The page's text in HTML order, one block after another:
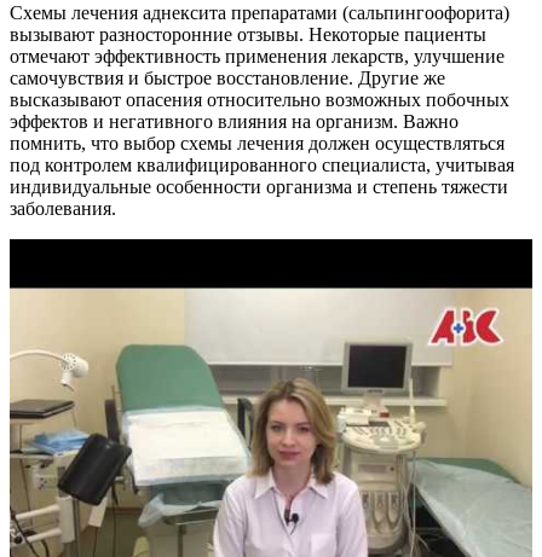
Схемы лечения аднексита препаратами (сальпингоофорита)
вызывают разносторонние отзывы. Некоторые пациенты
отмечают эффективность применения лекарств, улучшение
самочувствия и быстрое восстановление. Другие же
высказывают опасения относительно возможных побочных
эффектов и негативного влияния на организм. Важно
помнить, что выбор схемы лечения должен осуществляться
под контролем квалифицированного специалиста, учитывая
индивидуальные особенности организма и степень тяжести
заболевания.